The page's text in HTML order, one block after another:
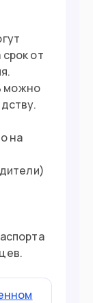
от
можно
на